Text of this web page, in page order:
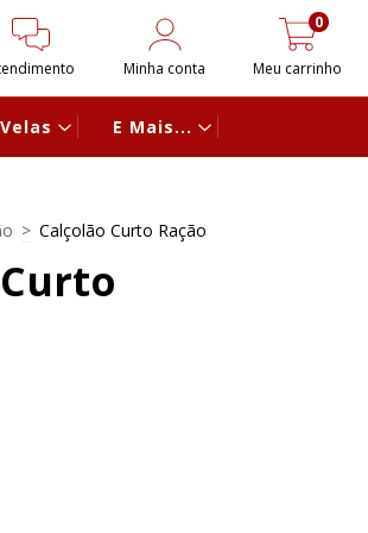
Minha conta Meu carrinho
0
Velas E Mais...
> Calçolão Curto Ração